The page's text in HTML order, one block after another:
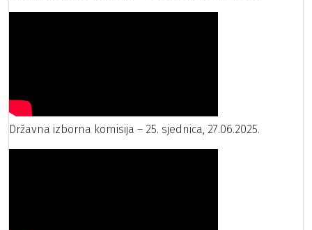
Državna izborna komisija – 25. sjednica, 27.06.2025.